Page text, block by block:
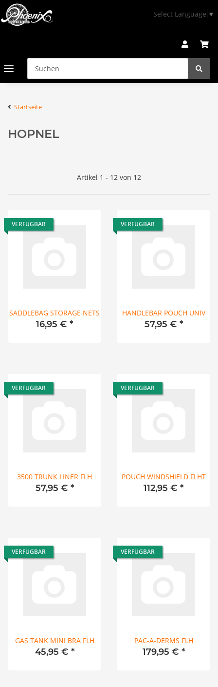
Select Language ▼
Startseite
HOPNEL
Artikel 1 - 12 von 12
VERFÜGBAR
SADDLEBAG STORAGE NETS
16,95 € *
VERFÜGBAR
HANDLEBAR POUCH UNIV
57,95 € *
VERFÜGBAR
3500 TRUNK LINER FLH
57,95 € *
VERFÜGBAR
POUCH WINDSHIELD FLHT
112,95 € *
VERFÜGBAR
GAS TANK MINI BRA FLH
45,95 € *
VERFÜGBAR
PAC-A-DERMS FLH
179,95 € *